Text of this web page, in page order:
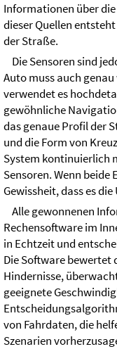
Informationen über
dieser Quellen
der Straße.
Die Sensoren sind
Auto muss auch
verwendet es
gewöhnliche
das genaue Profil der
und die Form von
System kontinuierlich
Sensoren. Wenn
Gewissheit, dass es
Alle gewonnenen
Rechensoftware im
in Echtzeit und
Die Software bewertet
Hindernisse,
geeignete
von Fahrdaten, die
Szenarien